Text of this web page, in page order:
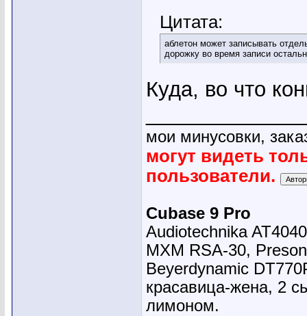
Цитата:
аблетон может записывать
дорожку во время записи
Куда, во что
мои минусовки,
могут видеть
пользователи.
Cubase 9 Pro
Audiotechnika
MXM RSA-30,
Beyerdynamic
красавица-жена, 2
лимоном.